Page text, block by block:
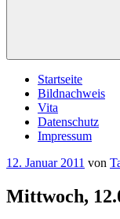
Startseite
Bildnachweis
Vita
Datenschutz
Impressum
Veröffentlicht
12. Januar 2011 von
Mittwoch,